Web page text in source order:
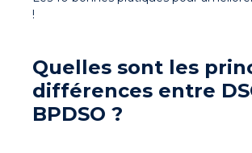
!
Quelles sont les
différences entre
BPDSO ?